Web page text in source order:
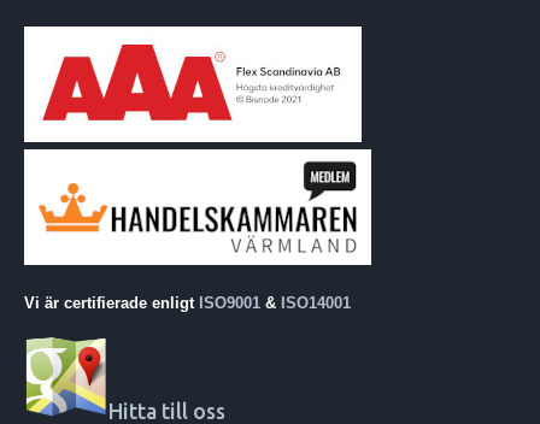
Vi är certifierade enligt ISO9001 & ISO14001
Hitta till oss